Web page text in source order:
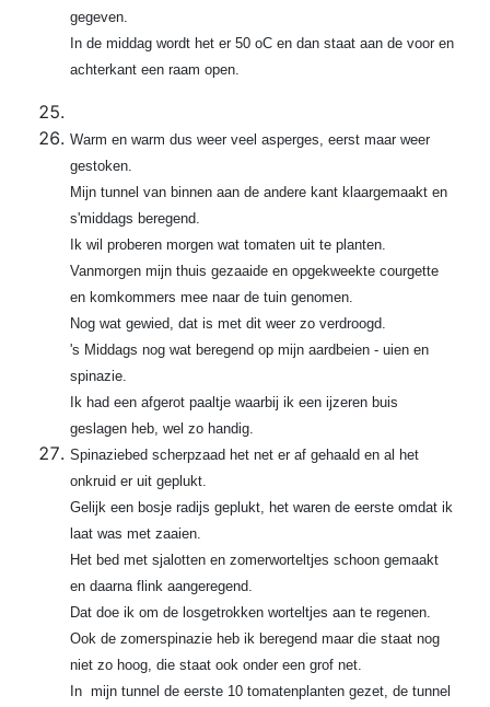
gegeven.
In de middag wordt het er 50 oC en dan staat aan de voor en
achterkant een raam open.
Warm en warm dus weer veel asperges, eerst maar weer
gestoken.
Mijn tunnel van binnen aan de andere kant klaargemaakt en
s'middags beregend.
Ik wil proberen morgen wat tomaten uit te planten.
Vanmorgen mijn thuis gezaaide en opgekweekte courgette
en komkommers mee naar de tuin genomen.
Nog wat gewied, dat is met dit weer zo verdroogd.
's Middags nog wat beregend op mijn aardbeien - uien en
spinazie.
Ik had een afgerot paaltje waarbij ik een ijzeren buis
geslagen heb, wel zo handig.
Spinaziebed scherpzaad het net er af gehaald en al het
onkruid er uit geplukt.
Gelijk een bosje radijs geplukt, het waren de eerste omdat ik
laat was met zaaien.
Het bed met sjalotten en zomerworteltjes schoon gemaakt
en daarna flink aangeregend.
Dat doe ik om de losgetrokken worteltjes aan te regenen.
Ook de zomerspinazie heb ik beregend maar die staat nog
niet zo hoog, die staat ook onder een grof net.
In mijn tunnel de eerste 10 tomatenplanten gezet, de tunnel